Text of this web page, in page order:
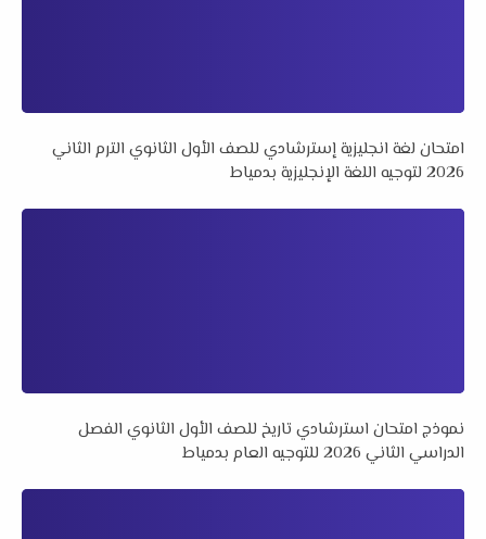
امتحان لغة انجليزية إسترشادي للصف الأول الثانوي الترم الثاني
2026 لتوجيه اللغة الإنجليزية بدمياط
نموذج امتحان استرشادي تاريخ للصف الأول الثانوي الفصل
الدراسي الثاني 2026 للتوجيه العام بدمياط